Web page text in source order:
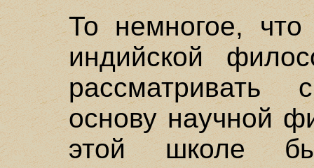
То немногое,
индийской
рассматривать
основу научной
этой школе